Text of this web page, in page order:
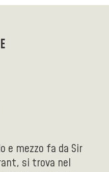
e mezzo fa da Sir
si trova nel